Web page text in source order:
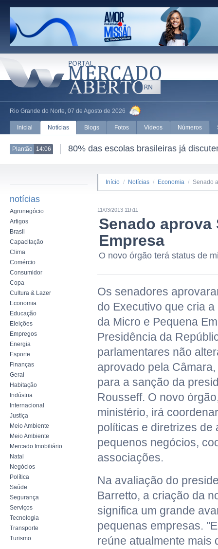
Rio Grande do Norte, 07 de Agosto de 2026
Inicial Notícias Blogs Fotos Vídeos Números
Plantão 14:06 80% das escolas brasileiras já
notícias
Agronegócio
Artigos
Brasil
Capacitação
Clima
Comércio
Consumidor
Copa
Cultura & Lazer
Economia
Educação
Eleições
Empregos
Energia
Esporte
Finanças
Geral
Habitação
Indústria
Internacional
Justiça
Meio Ambiente
Meio Ambiente
Mercado Imobiliário
Natal
Negócios
Política
Saúde
Segurança
Serviços
Tecnologia
Transporte
Turismo
Início / Notícias / Economia / Senado
11/03/2013 11h11
Senado aprova
Empresa
O novo órgão terá status de
Os senadores
do Executivo que cria
da Micro e Pequena
Presidência da
parlamentares não
aprovado pela
para a sanção da
Rousseff. O novo
ministério, irá
políticas e diretrizes de
pequenos negócios,
associações.
Na avaliação do
Barretto, a criação da
significa um grande
pequenas empresas.
reúne atualmente mais